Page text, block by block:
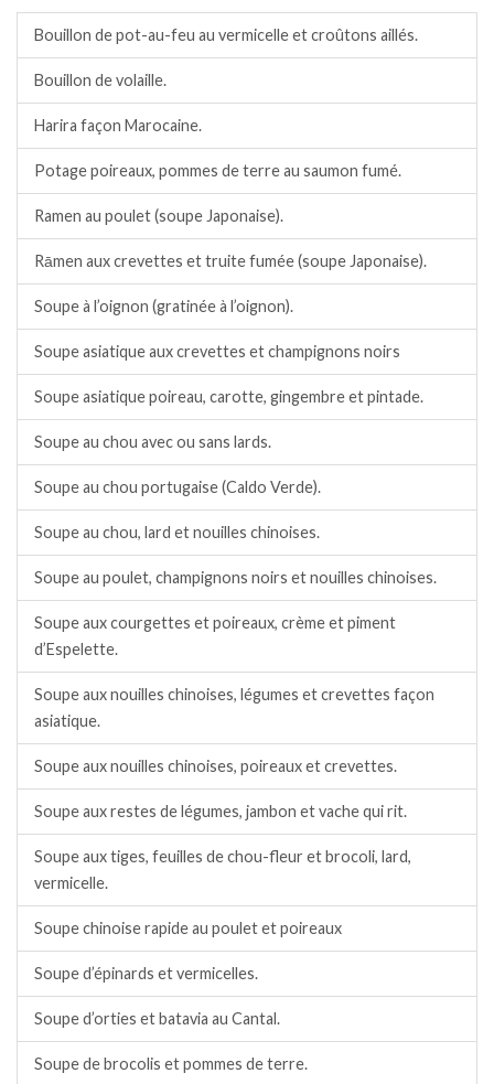
Bouillon de pot-au-feu au vermicelle et croûtons aillés.
Bouillon de volaille.
Harira façon Marocaine.
Potage poireaux, pommes de terre au saumon fumé.
Ramen au poulet (soupe Japonaise).
Rāmen aux crevettes et truite fumée (soupe Japonaise).
Soupe à l’oignon (gratinée à l’oignon).
Soupe asiatique aux crevettes et champignons noirs
Soupe asiatique poireau, carotte, gingembre et pintade.
Soupe au chou avec ou sans lards.
Soupe au chou portugaise (Caldo Verde).
Soupe au chou, lard et nouilles chinoises.
Soupe au poulet, champignons noirs et nouilles chinoises.
Soupe aux courgettes et poireaux, crème et piment
d’Espelette.
Soupe aux nouilles chinoises, légumes et crevettes façon
asiatique.
Soupe aux nouilles chinoises, poireaux et crevettes.
Soupe aux restes de légumes, jambon et vache qui rit.
Soupe aux tiges, feuilles de chou-fleur et brocoli, lard,
vermicelle.
Soupe chinoise rapide au poulet et poireaux
Soupe d’épinards et vermicelles.
Soupe d’orties et batavia au Cantal.
Soupe de brocolis et pommes de terre.